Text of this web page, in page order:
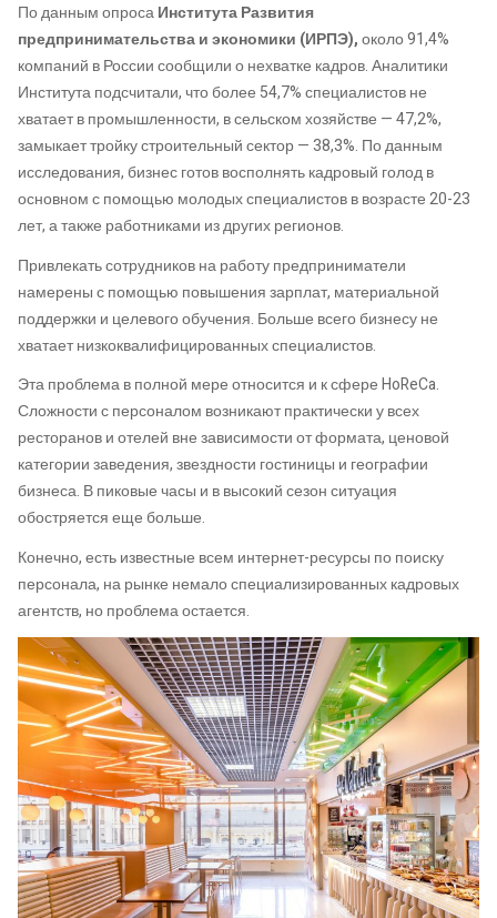
По данным опросаИнститута Развития
предпринимательства и экономики (ИРПЭ),около 91,4%
компаний в России сообщили о нехватке кадров. Аналитики
Института подсчитали, что более 54,7% специалистов не
хватает в промышленности, в сельском хозяйстве — 47,2%,
замыкает тройку строительный сектор — 38,3%. По данным
исследования, бизнес готов восполнять кадровый голод в
основном с помощью молодых специалистов в возрасте 20-23
лет, а также работниками из других регионов.
Привлекать сотрудников на работу предприниматели
намерены с помощью повышения зарплат, материальной
поддержки и целевого обучения. Больше всего бизнесу не
хватает низкоквалифицированных специалистов.
Эта проблема в полной мере относится и к сфере HoReCa.
Сложности с персоналом возникают практически у всех
ресторанов и отелей вне зависимости от формата, ценовой
категории заведения, звездности гостиницы и географии
бизнеса. В пиковые часы и в высокий сезон ситуация
обостряется еще больше.
Конечно, есть известные всем интернет-ресурсы по поиску
персонала, на рынке немало специализированных кадровых
агентств, но проблема остается.